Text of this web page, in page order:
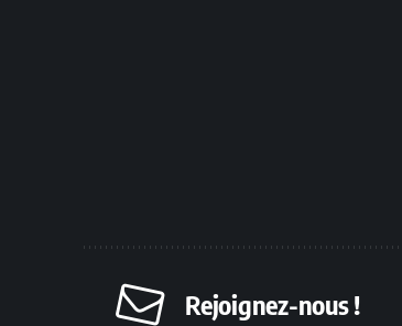
Rejoignez-nous !